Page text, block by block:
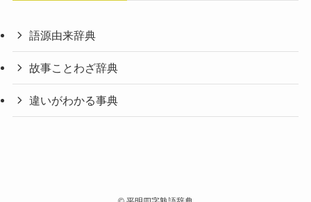
語源由来辞典
故事ことわざ辞典
違いがわかる事典